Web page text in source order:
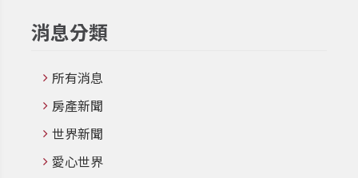
消息分類
所有消息
房產新聞
世界新聞
愛心世界